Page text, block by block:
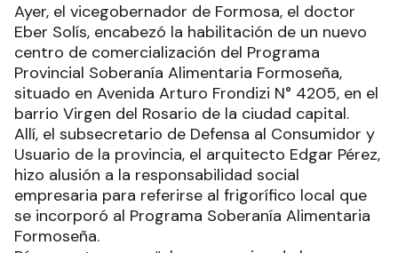
Ayer, el vicegobernador de Formosa, el doctor
Eber Solís, encabezó la habilitación de un nuevo
centro de comercialización del Programa
Provincial Soberanía Alimentaria Formoseña,
situado en Avenida Arturo Frondizi N° 4205, en el
barrio Virgen del Rosario de la ciudad capital.
Allí, el subsecretario de Defensa al Consumidor y
Usuario de la provincia, el arquitecto Edgar Pérez,
hizo alusión a la responsabilidad social
empresaria para referirse al frigorífico local que
se incorporó al Programa Soberanía Alimentaria
Formoseña.